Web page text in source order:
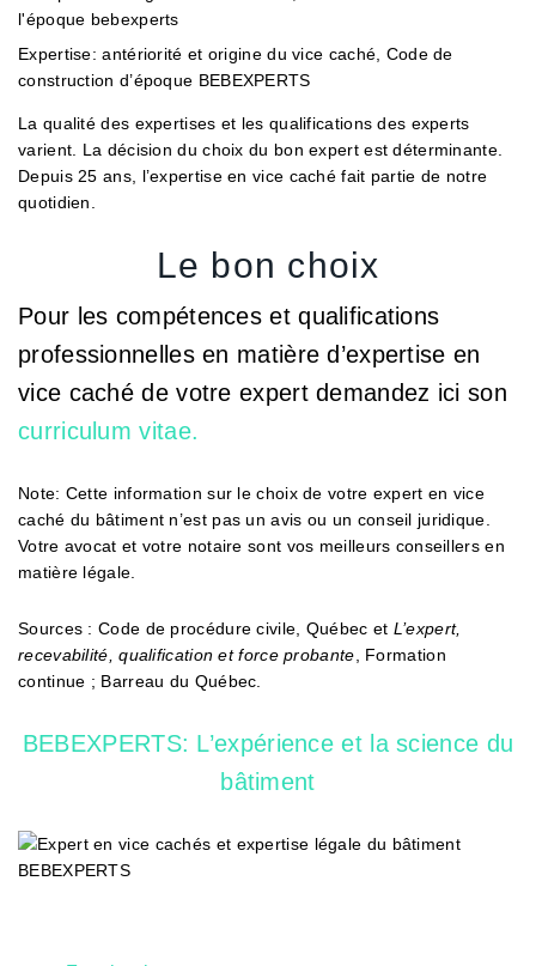
Expertise: antériorité et origine du vice caché, Code de
construction d’époque BEBEXPERTS
La qualité des expertises et les qualifications des experts
varient. La décision du choix du bon expert est déterminante.
Depuis 25 ans, l’expertise en vice caché fait partie de notre
quotidien.
Le bon choix
Pour les compétences et qualifications
professionnelles en matière d’expertise en
vice caché de votre expert demandez ici son
curriculum vitae.
Note: Cette information sur le choix de votre expert en vice
caché du bâtiment n’est pas un avis ou un conseil juridique.
Votre avocat et votre notaire sont vos meilleurs conseillers en
matière légale.
Sources : Code de procédure civile, Québec et L’expert,
recevabilité, qualification et force probante , Formation
continue ; Barreau du Québec.
BEBEXPERTS: L’expérience et la science du
bâtiment